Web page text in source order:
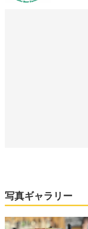
写真ギャラリー